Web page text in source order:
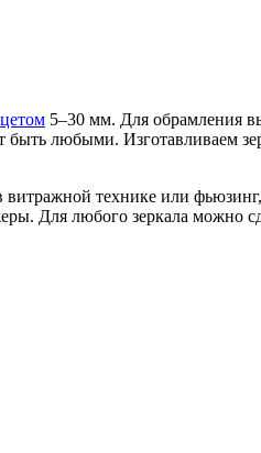
5–30 мм. Для обрамления
любыми. Изготавливаем
витражной технике или фьюзинг,
Для любого зеркала можно